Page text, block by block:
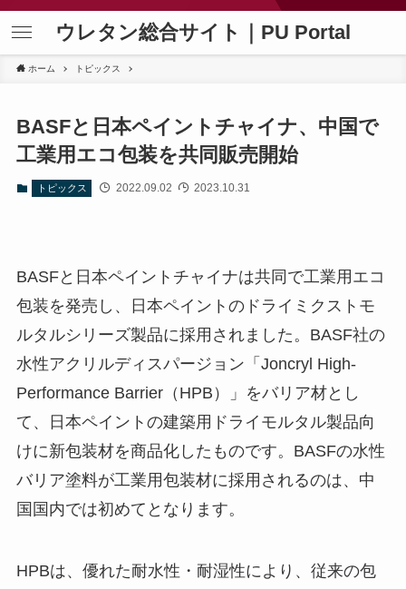
ウレタン総合サイト｜PU Portal
ホーム トピックス
BASFと日本ペイントチャイナ、中国で
工業用エコ包装を共同販売開始
トピックス 2022.09.02 2023.10.31
BASFと日本ペイントチャイナは共同で工業用エコ
包装を発売し、日本ペイントのドライミクストモ
ルタルシリーズ製品に採用されました。BASF社の
水性アクリルディスパージョン「Joncryl High-
Performance Barrier（HPB）」をバリア材とし
て、日本ペイントの建築用ドライモルタル製品向
けに新包装材を商品化したものです。BASFの水性
バリア塗料が工業用包装材に採用されるのは、中
国国内では初めてとなります。
HPBは、優れた耐水性・耐湿性により、従来の包